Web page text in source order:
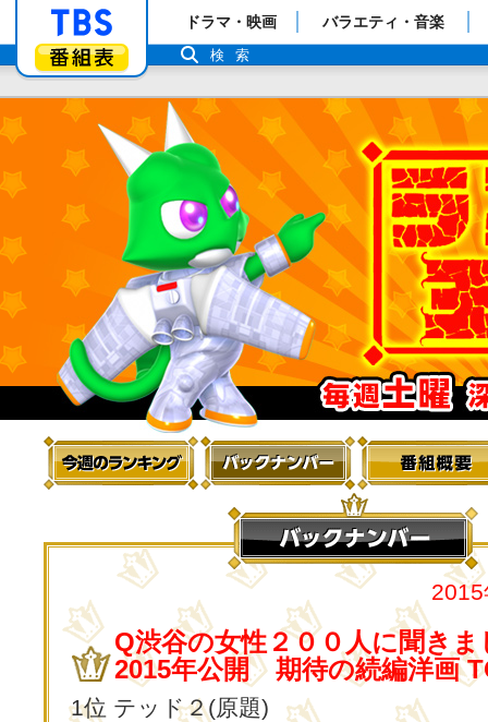
「TBSテレビ」トップページ
番組表
ドラマ・映画 バラエティ・音楽
検索
Q渋谷の女性２００人に聞きま
2015年公開 期待の続編洋画
1位 テッド２(原題)